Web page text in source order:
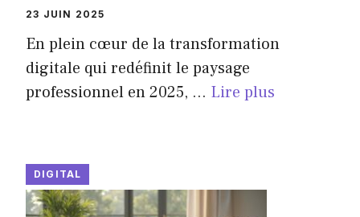
23 JUIN 2025
En plein cœur de la transformation
digitale qui redéfinit le paysage
professionnel en 2025, ... Lire plus
DIGITAL